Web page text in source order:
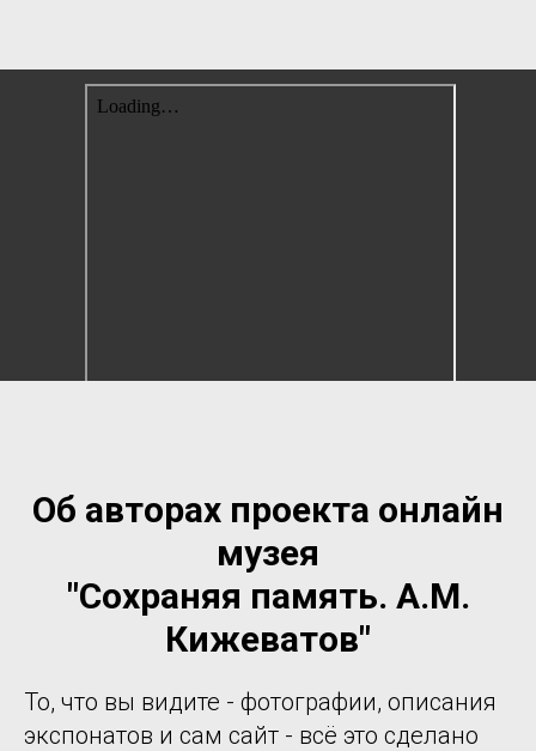
Об авторах проекта онлайн
музея
"Сохраняя память. А.М.
Кижеватов"
То, что вы видите - фотографии, описания
экспонатов и сам сайт - всё это сделано